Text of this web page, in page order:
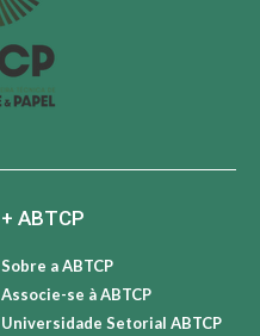
+ ABTCP
Sobre a ABTCP
Associe-se à ABTCP
Universidade Setorial ABTCP